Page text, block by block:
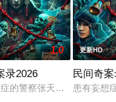
萌生拍一部《河南人在
1.0
录2026
的警察张天盛遇上一起离
更新HD
民间奇
患有妄想